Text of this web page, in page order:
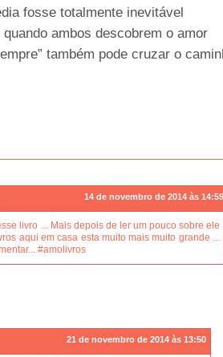
fosse totalmente inevitável
ambos descobrem o amor
também pode cruzar o
14 de novembro de 2014 às 14:59
livro ... Mais depois de ler um pouco sobre ele
aqui em casa esta muito mais muito grande ...
#amolivros
21 de novembro de 2014 às 13:50